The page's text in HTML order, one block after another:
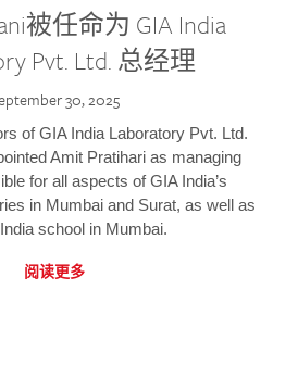
被任命为 GIA India
Pvt. Ltd. 总经理
30, 2025
of GIA India Laboratory Pvt. Ltd.
Amit Pratihari as managing
for all aspects of GIA India’s
in Mumbai and Surat, as well as
school in Mumbai.
阅读更多